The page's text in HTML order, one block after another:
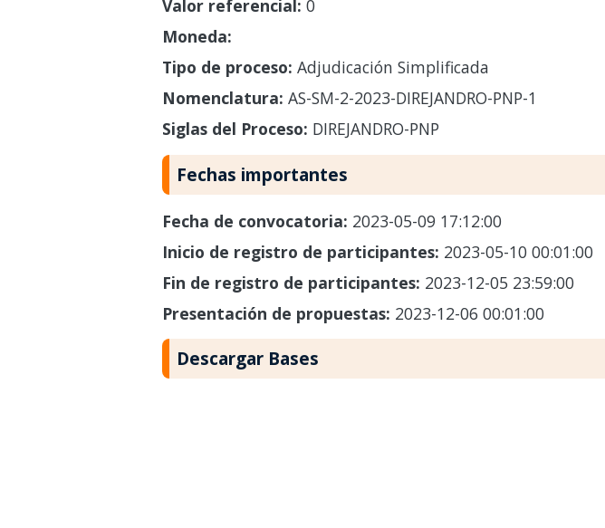
Valor referencial: 0
Moneda:
Tipo de proceso: Adjudicación Simplificada
Nomenclatura: AS-SM-2-2023-DIREJANDRO-PNP-1
Siglas del Proceso: DIREJANDRO-PNP
Fechas importantes
Fecha de convocatoria: 2023-05-09 17:12:00
Inicio de registro de participantes: 2023-05-10 00:01:00
Fin de registro de participantes: 2023-12-05 23:59:00
Presentación de propuestas: 2023-12-06 00:01:00
Descargar Bases